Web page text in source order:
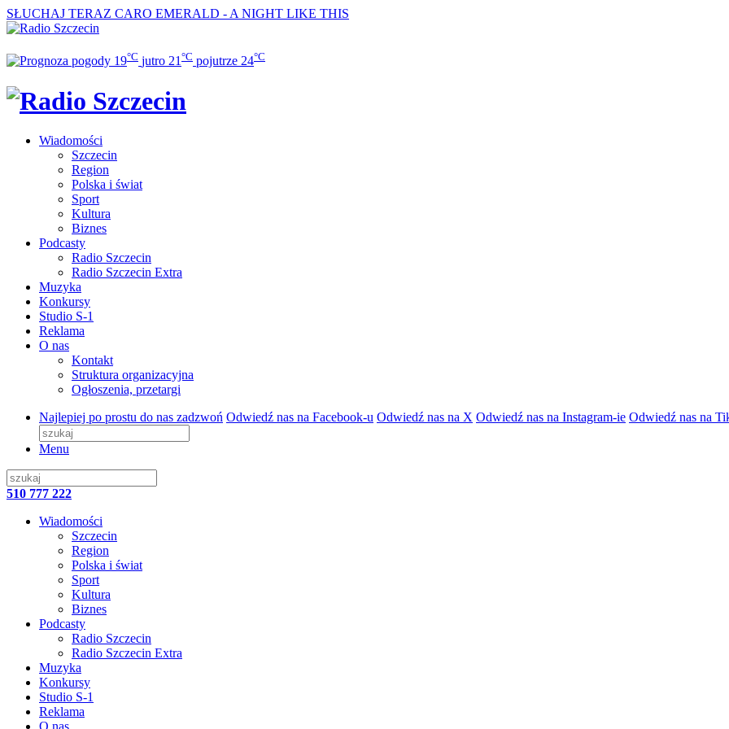
SŁUCHAJ TERAZ CARO EMERALD - A NIGHT LIKE THIS
19°C jutro 21 °C pojutrze 24°C
Wiadomości
Szczecin
Region
Polska i świat
Sport
Kultura
Biznes
Podcasty
Radio Szczecin
Radio Szczecin Extra
Muzyka
Konkursy
Studio S-1
Reklama
O nas
Kontakt
Struktura organizacyjna
Ogłoszenia, przetargi
Najlepiej po prostu do nas zadzwoń Odwiedź nas na Facebook-u Odwiedź nas na X Odwiedź nas na Instagram-ie Odwiedź nas na
Menu
510 777 222
Wiadomości
Szczecin
Region
Polska i świat
Sport
Kultura
Biznes
Podcasty
Radio Szczecin
Radio Szczecin Extra
Muzyka
Konkursy
Studio S-1
Reklama